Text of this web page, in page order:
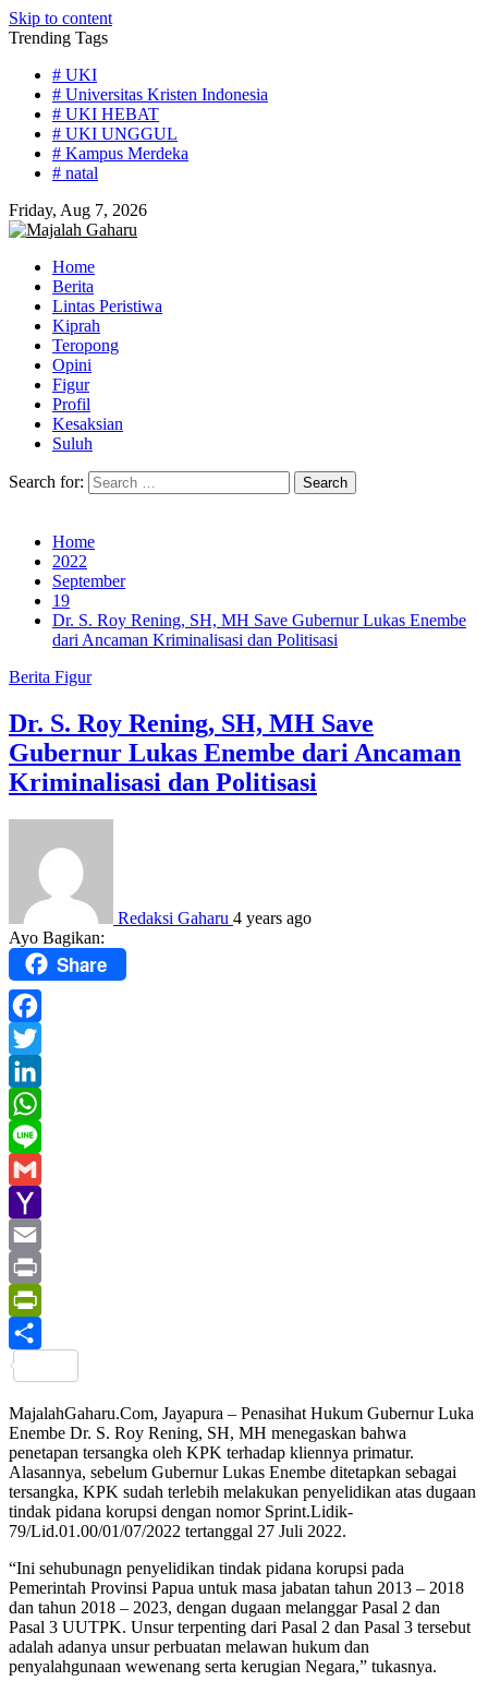
Skip to content
Trending Tags
# UKI
# Universitas Kristen Indonesia
# UKI HEBAT
# UKI UNGGUL
# Kampus Merdeka
# natal
Friday, Aug 7, 2026
Home
Berita
Lintas Peristiwa
Kiprah
Teropong
Opini
Figur
Profil
Kesaksian
Suluh
Search for:
Home
2022
September
19
Dr. S. Roy Rening, SH, MH Save Gubernur Lukas Enembe
dari Ancaman Kriminalisasi dan Politisasi
Berita Figur
Dr. S. Roy Rening, SH, MH Save
Gubernur Lukas Enembe dari Ancaman
Kriminalisasi dan Politisasi
Redaksi Gaharu 4 years ago
Ayo Bagikan:
Share
Facebook
Twitter
LinkedIn
WhatsApp
Line
Gmail
Yahoo
Mail
Email
Print
PrintFriendly
MajalahGaharu.Com, Jayapura – Penasihat Hukum Gubernur Luka
Enembe Dr. S. Roy Rening, SH, MH menegaskan bahwa
penetapan tersangka oleh KPK terhadap kliennya primatur.
Alasannya, sebelum Gubernur Lukas Enembe ditetapkan sebagai
tersangka, KPK sudah terlebih melakukan penyelidikan atas dugaan
tindak pidana korupsi dengan nomor Sprint.Lidik-
79/Lid.01.00/01/07/2022 tertanggal 27 Juli 2022.
“Ini sehubunagn penyelidikan tindak pidana korupsi pada
Pemerintah Provinsi Papua untuk masa jabatan tahun 2013 – 2018
dan tahun 2018 – 2023, dengan dugaan melanggar Pasal 2 dan
Pasal 3 UUTPK. Unsur terpenting dari Pasal 2 dan Pasal 3 tersebut
adalah adanya unsur perbuatan melawan hukum dan
penyalahgunaan wewenang serta kerugian Negara,” tukasnya.